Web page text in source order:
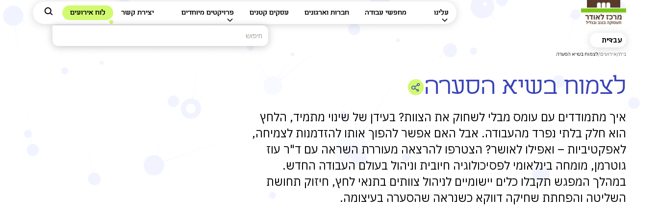
עלינו מחפשי עבודה חברות וארגונים עסקים קטנים פרויקטים מיוחדים יצירת קשר לוח אירועים
עברית
בית/אירועים/לצמוח בשיא הסערה
לצמוח בשיא הסערה
איך מתמודדים עם עומס מבלי לשחוק את הצוות? בעידן של שינוי מתמיד, הלחץ
הוא חלק בלתי נפרד מהעבודה. אבל האם אפשר להפוך אותו להזדמנות לצמיחה,
לאפקטיביות – ואפילו לאושר? הצטרפו להרצאה מעוררת השראה עם ד"ר עוז
גוטרמן, מומחה בינלאומי לפסיכולוגיה חיובית וניהול בעולם העבודה החדש.
במהלך המפגש תקבלו כלים יישומיים לניהול צוותים בתנאי לחץ, חיזוק תחושת
השליטה והפחתת שחיקה דווקא כשנראה שהסערה בעיצומה.